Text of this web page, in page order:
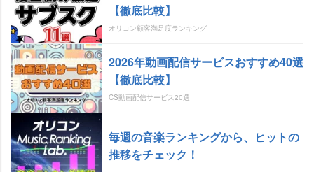
【徹底比較】
オリコン顧客満足度ランキング
2026年動画配信サービスおすすめ40選
【徹底比較】
CS動画配信サービス20選
毎週の音楽ランキングから、ヒットの
推移をチェック！